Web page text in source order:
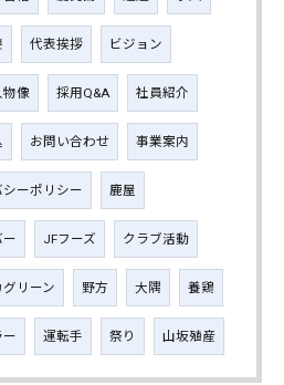
代表挨拶 ビジョン
物像 採用Q&A 社員紹介
お問い合わせ 事業案内
シーポリシー 鹿屋
ー JFフーズ クラブ活動
リーン 野方 大隅 養鶏
ー 運転手 祭り 山坂殖産